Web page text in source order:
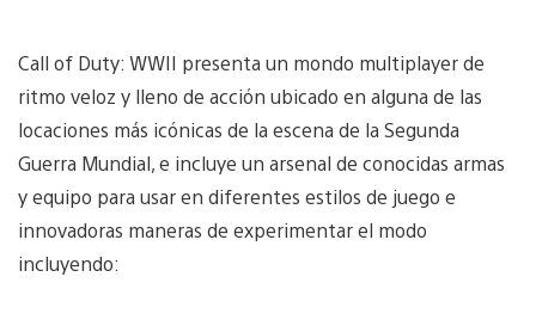
Call of Duty: WWII presenta un mondo multiplayer de
ritmo veloz y lleno de acción ubicado en alguna de las
locaciones más icónicas de la escena de la Segunda
Guerra Mundial, e incluye un arsenal de conocidas armas
y equipo para usar en diferentes estilos de juego e
innovadoras maneras de experimentar el modo
incluyendo: